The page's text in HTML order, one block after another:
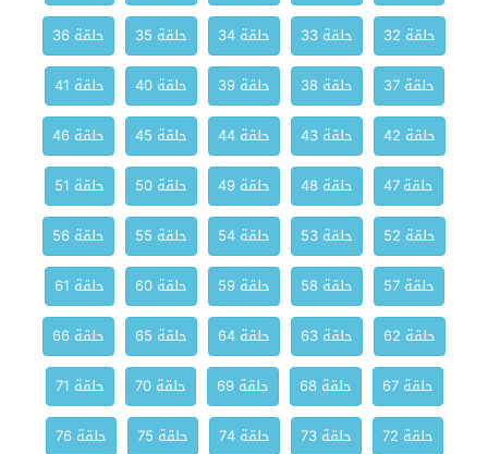
حلقة 32
حلقة 33 حلقة 34 حلقة 35
حلقة 36
حلقة 37
حلقة 38 حلقة 39 حلقة 40
حلقة 41
حلقة 42
حلقة 43 حلقة 44 حلقة 45
حلقة 46
حلقة 47
حلقة 48 حلقة 49 حلقة 50
حلقة 51
حلقة 52
حلقة 53 حلقة 54 حلقة 55
حلقة 56
حلقة 57
حلقة 58 حلقة 59 حلقة 60
حلقة 61
حلقة 62
حلقة 63 حلقة 64 حلقة 65
حلقة 66
حلقة 67
حلقة 68 حلقة 69 حلقة 70
حلقة 71
حلقة 72
حلقة 73 حلقة 74 حلقة 75
حلقة 76